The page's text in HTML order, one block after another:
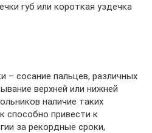
губ или короткая уздечка
– сосание пальцев, различных
верхней или нижней
наличие таких
способно привести к
за рекордные сроки,